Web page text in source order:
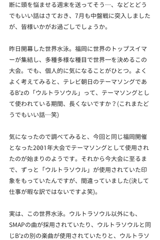
断に頭を悩ませる週末を送ってそう…、などとどう
でもいい話はさておき、7月も中盤戦に突入しました
が、皆様いかがお過ごしでしょうか。
昨日開幕した世界水泳。福岡に世界のトップスイマ
ーが集結し、多種多様な種目で世界一を決めるこの
大会。でも、個人的に気になることがひとつ。よく
よく考えてみると、テレビ朝日のテーマソングであ
るB'zの「ウルトラソウル」って、テーマソングとし
て使われている期間、長くないですか？(これまたど
うでもいい話…笑)
気になったので調べてみると、今回と同じ福岡開催
となった2001年大会でテーマソングとして使用され
たのが始まりのようです。それから今大会に至るま
で、ずっと「ウルトラソウル」が使用されていた印
象をもっていたんですが、間違っていました(決して
仕事が暇な訳ではないですよ笑)。
実は、この世界水泳。ウルトラソウル以外にも、
SMAPの曲が採用されていたり、ウルトラソウルと同
じB'zの別の楽曲が使用されていたりと、ウルトラソ